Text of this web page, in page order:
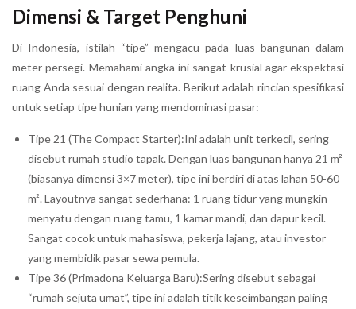
Dimensi & Target Penghuni
Di Indonesia, istilah “tipe” mengacu pada luas bangunan dalam
meter persegi. Memahami angka ini sangat krusial agar ekspektasi
ruang Anda sesuai dengan realita. Berikut adalah rincian spesifikasi
untuk setiap tipe hunian yang mendominasi pasar:
Tipe 21 (The Compact Starter):Ini adalah unit terkecil, sering
disebut rumah studio tapak. Dengan luas bangunan hanya 21 m²
(biasanya dimensi 3×7 meter), tipe ini berdiri di atas lahan 50-60
m². Layoutnya sangat sederhana: 1 ruang tidur yang mungkin
menyatu dengan ruang tamu, 1 kamar mandi, dan dapur kecil.
Sangat cocok untuk mahasiswa, pekerja lajang, atau investor
yang membidik pasar sewa pemula.
Tipe 36 (Primadona Keluarga Baru):Sering disebut sebagai
“rumah sejuta umat”, tipe ini adalah titik keseimbangan paling